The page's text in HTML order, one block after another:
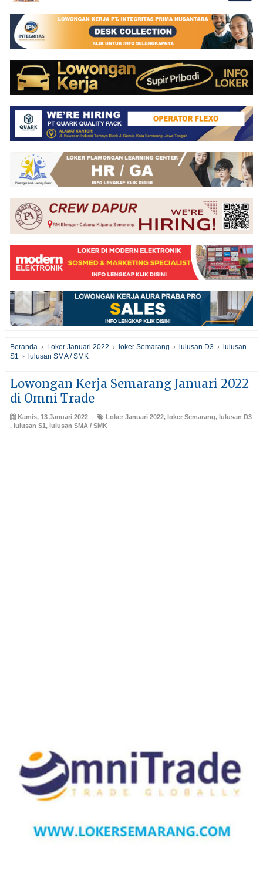
Beranda › Loker Januari 2022 › loker Semarang › lulusan D3 ›
lulusan
S1 › lulusan SMA / SMK
Lowongan Kerja Semarang Januari 2022
di Omni Trade
Kamis, 13 Januari 2022 Loker Januari 2022, loker Semarang, lulusan D3
, lulusan S1 , lulusan SMA / SMK